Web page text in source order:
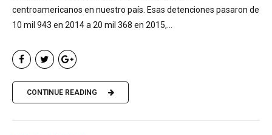
centroamericanos en nuestro país. Esas detenciones pasaron de
10 mil 943 en 2014 a 20 mil 368 en 2015,...
CONTINUE READING